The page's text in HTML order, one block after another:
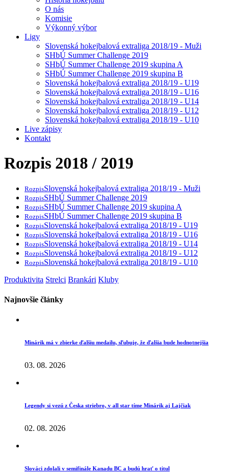
O nás
Komisie
Výkonný výbor
Ligy
Slovenská hokejbalová extraliga 2018/19 - Muži
SHbÚ Summer Challenge 2019
SHbÚ Summer Challenge 2019 skupina A
SHbÚ Summer Challenge 2019 skupina B
Slovenská hokejbalová extraliga 2018/19 - U19
Slovenská hokejbalová extraliga 2018/19 - U16
Slovenská hokejbalová extraliga 2018/19 - U14
Slovenská hokejbalová extraliga 2018/19 - U12
Slovenská hokejbalová extraliga 2018/19 - U10
Live zápisy
Kontakt
Rozpis 2018 / 2019
RozpisSlovenská hokejbalová extraliga 2018/19 - Muži
RozpisSHbÚ Summer Challenge 2019
RozpisSHbÚ Summer Challenge 2019 skupina A
RozpisSHbÚ Summer Challenge 2019 skupina B
RozpisSlovenská hokejbalová extraliga 2018/19 - U19
RozpisSlovenská hokejbalová extraliga 2018/19 - U16
RozpisSlovenská hokejbalová extraliga 2018/19 - U14
RozpisSlovenská hokejbalová extraliga 2018/19 - U12
RozpisSlovenská hokejbalová extraliga 2018/19 - U10
Produktivita Strelci Brankári Kluby
Najnovšie články
Minárik má v zbierke ďalšiu medailu, sľubuje, že ďalšia bude hodnotnejšia
03. 08. 2026
Legendy si vezú z Česka striebro, v all star tíme Minárik aj Lajčiak
02. 08. 2026
Slováci zdolali v semifinále Kanadu BC a budú hrať o titul